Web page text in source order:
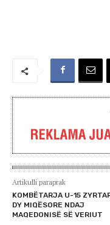
Artikulli paraprak
KOMBËTARJA U-15
DY MIQËSORE NDAJ
MAQEDONISË SË VERIUT